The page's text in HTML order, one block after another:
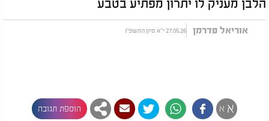
אוריאל פדרמן 27.05.26 י"א סיון התשפ"ו
א א הוספת תגובה